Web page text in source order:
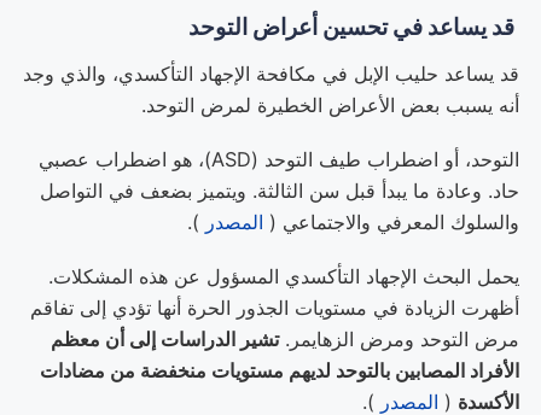
قد يساعد في تحسين أعراض التوحد
قد يساعد حليب الإبل في مكافحة الإجهاد التأكسدي، والذي وجد
أنه يسبب بعض الأعراض الخطيرة لمرض التوحد.
التوحد، أو اضطراب طيف التوحد (ASD)، هو اضطراب عصبي
حاد. وعادة ما يبدأ قبل سن الثالثة. ويتميز بضعف في التواصل
والسلوك المعرفي والاجتماعي ( المصدر ).
يحمل البحث الإجهاد التأكسدي المسؤول عن هذه المشكلات.
أظهرت الزيادة في مستويات الجذور الحرة أنها تؤدي إلى تفاقم
مرض التوحد ومرض الزهايمر.تشير الدراسات إلى أن معظم
الأفراد المصابين بالتوحد لديهم مستويات منخفضة من مضادات
الأكسدة ( المصدر ).